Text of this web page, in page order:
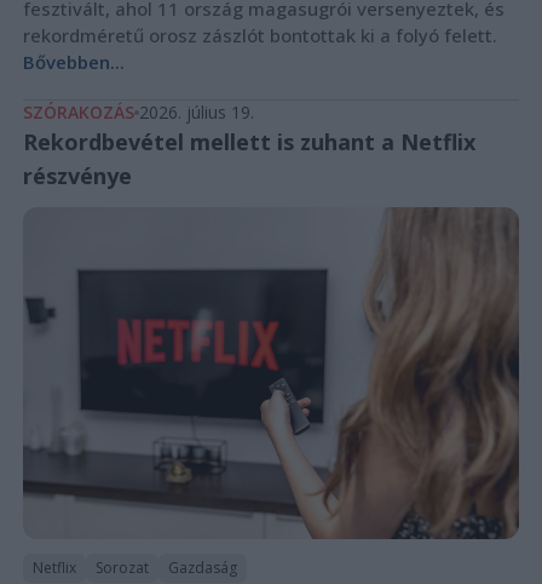
fesztivált, ahol 11 ország magasugrói versenyeztek, és
rekordméretű orosz zászlót bontottak ki a folyó felett.
Bővebben...
SZÓRAKOZÁS 2026. július 19.
Rekordbevétel mellett is zuhant a Netflix
részvénye
Netflix Sorozat Gazdaság